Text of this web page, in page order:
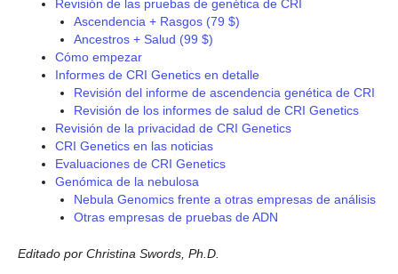
Revisión de las pruebas de genética de CRI
Ascendencia + Rasgos (79 $)
Ancestros + Salud (99 $)
Cómo empezar
Informes de CRI Genetics en detalle
Revisión del informe de ascendencia genética de CRI
Revisión de los informes de salud de CRI Genetics
Revisión de la privacidad de CRI Genetics
CRI Genetics en las noticias
Evaluaciones de CRI Genetics
Genómica de la nebulosa
Nebula Genomics frente a otras empresas de análisis
Otras empresas de pruebas de ADN
Editado por Christina Swords, Ph.D.